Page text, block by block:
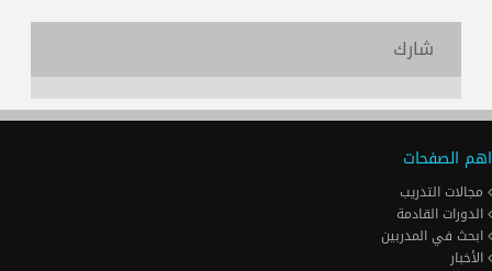
شارك
اهم الصفحات
مجالات التدريب
الدورات القادمة
ابحث في المدربين
الأخبار